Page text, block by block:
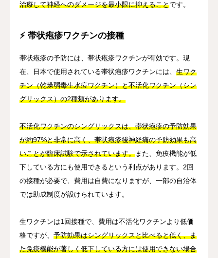
治療して神経へのダメージを最小限に抑えることです。
⚡ 帯状疱疹ワクチンの接種
帯状疱疹の予防には、帯状疱疹ワクチンが有効です。現
在、日本で使用されている帯状疱疹ワクチンには、 生ワク
チン（乾燥弱毒生水痘ワクチン）と不活化ワクチン（シン
グリックス）の2種類があります。
不活化ワクチンのシングリックスは、帯状疱疹の予防効果
が約97%と非常に高く、帯状疱疹後神経痛の予防効果も高
いことが臨床試験で示されています。また、免疫機能が低
下している方にも使用できるという利点があります。2回
の接種が必要で、費用は自費になりますが、一部の自治体
では助成制度が設けられています。
生ワクチンは1回接種で、費用は不活化ワクチンより低価
格ですが、 予防効果はシングリックスと比べると低く、ま
た免疫機能が著しく低下している方には使用できない場合